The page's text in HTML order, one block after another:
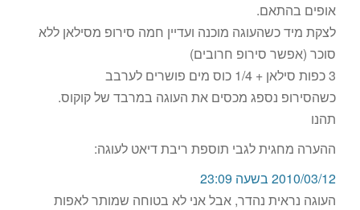
אופים בהתאם.
לצקת מיד כשהעוגה מוכנה ועדיין חמה סירופ מסילאן ללא
סוכר (אפשר סירופ חרובים)
3 כפות סילאן + 1/4 כוס מים פושרים לערבב
כשהסירופ נספג מכסים את העוגה במרבד של קוקוס.
תהנו
ההערה מחגית לגבי תוספת ריבת דיאט לעוגה:
2010/03/12 בשעה 23:09
העוגה נראית נהדר, אבל אני לא בטוחה שמותר לאפות